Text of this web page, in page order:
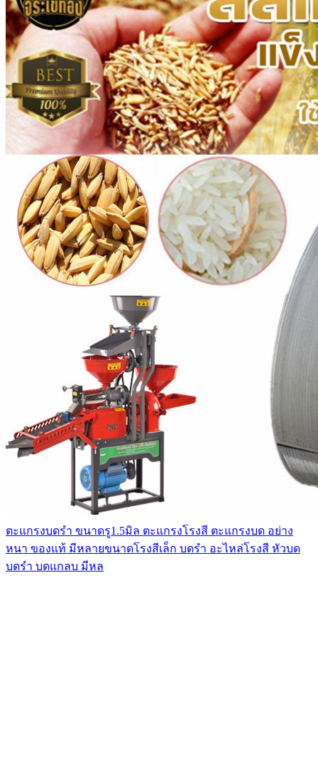
ตะแกรงบดรำ ขนาดรู1.5มิล ตะแกรงโรงสี ตะแกรงบด อย่าง
หนา ของแท้ มีหลายขนาดโรงสีเล็ก บดรำ อะไหล่โรงสี หัวบด
บดรำ บดแกลบ มีหล